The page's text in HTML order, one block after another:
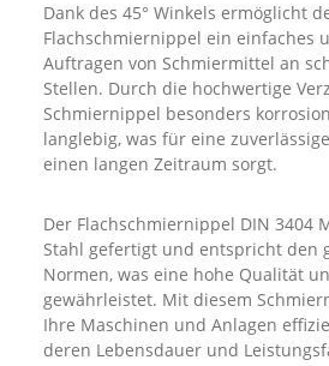
Dank des 45° Winkels ermöglicht
Flachschmiernippel ein einfaches
Auftragen von Schmiermittel an
Stellen. Durch die hochwertige
Schmiernippel besonders
langlebig, was für eine
einen langen Zeitraum sorgt.
Der Flachschmiernippel DIN 3404
Stahl gefertigt und entspricht den
Normen, was eine hohe Qualität
gewährleistet. Mit diesem
Ihre Maschinen und Anlagen
deren Lebensdauer und